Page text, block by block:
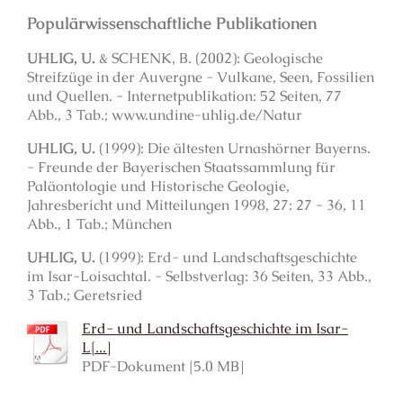
Populärwissenschaftliche Publikationen
UHLIG, U. & SCHENK, B. (2002): Geologische
Streifzüge in der Auvergne - Vulkane, Seen, Fossilien
und Quellen. - Internetpublikation: 52 Seiten, 77
Abb., 3 Tab.; www.undine-uhlig.de/Natur
UHLIG, U. (1999): Die ältesten Urnashörner Bayerns.
- Freunde der Bayerischen Staatssammlung für
Paläontologie und Historische Geologie,
Jahresbericht und Mitteilungen 1998, 27: 27 - 36, 11
Abb., 1 Tab.; München
UHLIG, U. (1999): Erd- und Landschaftsgeschichte
im Isar-Loisachtal. - Selbstverlag: 36 Seiten, 33 Abb.,
3 Tab.; Geretsried
Erd- und Landschaftsgeschichte im Isar-
L[...]
PDF-Dokument [5.0 MB]